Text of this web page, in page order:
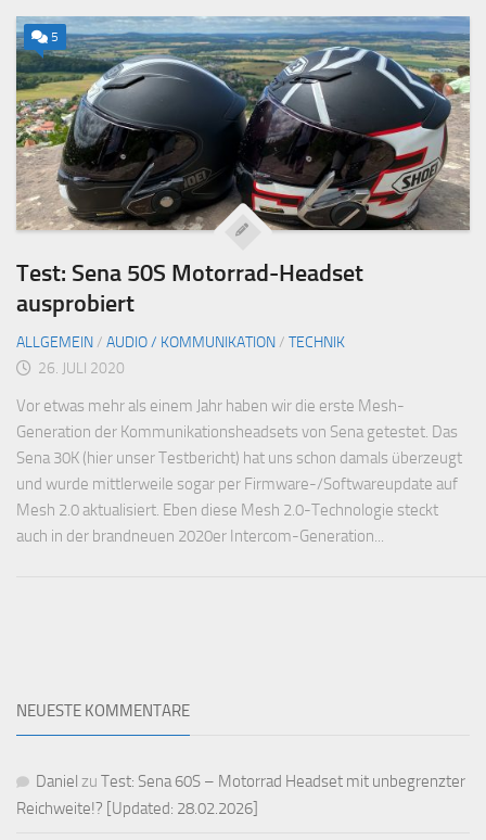
5
Test: Sena 50S Motorrad-Headset
ausprobiert
ALLGEMEIN/ AUDIO / KOMMUNIKATION/ TECHNIK
26. JULI 2020
Vor etwas mehr als einem Jahr haben wir die erste Mesh-
Generation der Kommunikationsheadsets von Sena getestet. Das
Sena 30K (hier unser Testbericht) hat uns schon damals überzeugt
und wurde mittlerweile sogar per Firmware-/Softwareupdate auf
Mesh 2.0 aktualisiert. Eben diese Mesh 2.0-Technologie steckt
auch in der brandneuen 2020er Intercom-Generation...
NEUESTE KOMMENTARE
Daniel zu Test: Sena 60S – Motorrad Headset mit unbegrenzter
Reichweite!? [Updated: 28.02.2026]